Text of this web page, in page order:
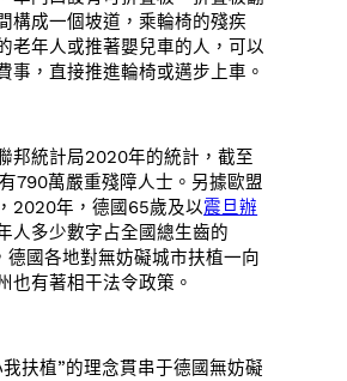
構成一個坡道，乘輪椅的殘疾
老年人或推著嬰兒車的人，可以
事，直接推進輪椅或邁步上車。
統計局2020年的統計，截至
790萬嚴重殘障人士。另據歐盟
2020年，德國65歲及以震旦辦
人多少數字占全國總生齒的
德國各地對無妨礙城市扶植一向
也有著相干法令政策。
植”的理念貫串于德國無妨礙